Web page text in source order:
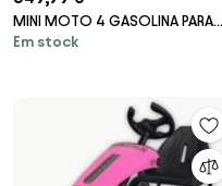
MINI MOTO 4 GASOLINA PARA
CRIANÇAS 49cc Roan Ratte R6
Em stock